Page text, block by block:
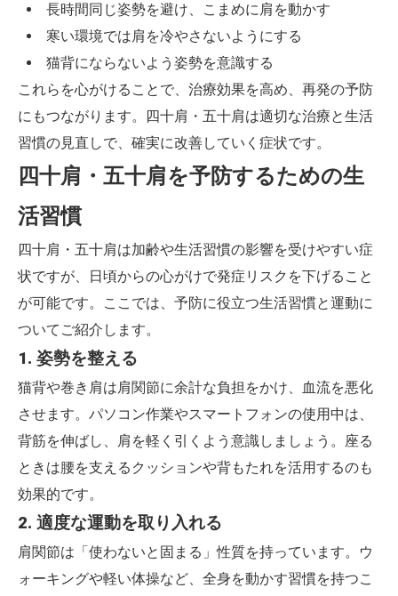
長時間同じ姿勢を避け、こまめに肩を動かす
寒い環境では肩を冷やさないようにする
猫背にならないよう姿勢を意識する
これらを心がけることで、治療効果を高め、再発の予防
にもつながります。四十肩・五十肩は適切な治療と生活
習慣の見直しで、確実に改善していく症状です。
四十肩・五十肩を予防するための生
活習慣
四十肩・五十肩は加齢や生活習慣の影響を受けやすい症
状ですが、日頃からの心がけで発症リスクを下げること
が可能です。ここでは、予防に役立つ生活習慣と運動に
ついてご紹介します。
1. 姿勢を整える
猫背や巻き肩は肩関節に余計な負担をかけ、血流を悪化
させます。パソコン作業やスマートフォンの使用中は、
背筋を伸ばし、肩を軽く引くよう意識しましょう。座る
ときは腰を支えるクッションや背もたれを活用するのも
効果的です。
2. 適度な運動を取り入れる
肩関節は「使わないと固まる」性質を持っています。ウ
ォーキングや軽い体操など、全身を動かす習慣を持つこ